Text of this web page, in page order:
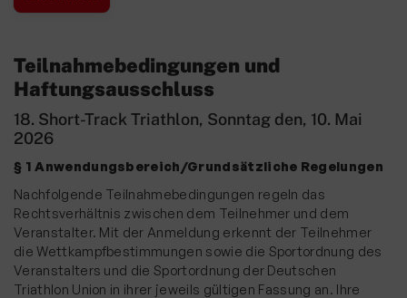
Teilnahmebedingungen und
Haftungsausschluss
18. Short-Track Triathlon, Sonntag den, 10. Mai
2026
§ 1 Anwendungsbereich/Grundsätzliche Regelungen
Nachfolgende Teilnahmebedingungen regeln das
Rechtsverhältnis zwischen dem Teilnehmer und dem
Veranstalter. Mit der Anmeldung erkennt der Teilnehmer
die Wettkampfbestimmungen sowie die Sportordnung des
Veranstalters und die Sportordnung der Deutschen
Triathlon Union in ihrer jeweils gültigen Fassung an. Ihre
REA Card Triathlon Team
Startseite-Loginbereich
Turnen
Wettkampfturnen
Volleyball
Zwiebelbühne